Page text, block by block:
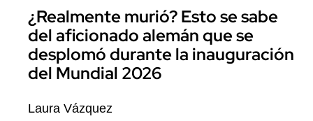
¿Realmente murió? Esto se sabe
del aficionado alemán que se
desplomó durante la inauguración
del Mundial 2026
Laura Vázquez